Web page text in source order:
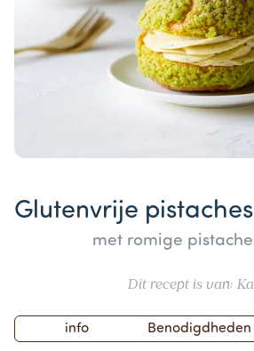
Glutenvrije
met romige
Dit recept is van:
of
info Benodigdheden